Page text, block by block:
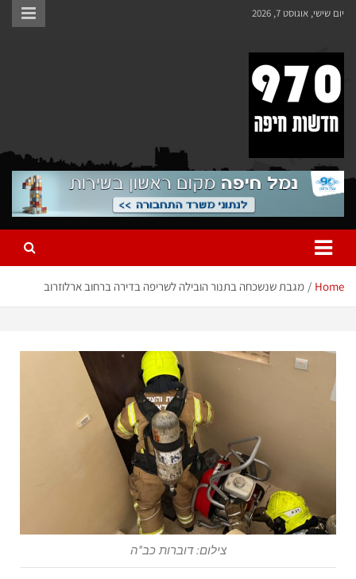
יום שישי, אוגוסט 7, 2026
970 חדשות חיפה
970 חדשות חיפה
Home מגבת שנשכחה בתנור הובילה לשריפה בדירה ברחוב ארלוזרוב
צילום: דוברות כב"ה